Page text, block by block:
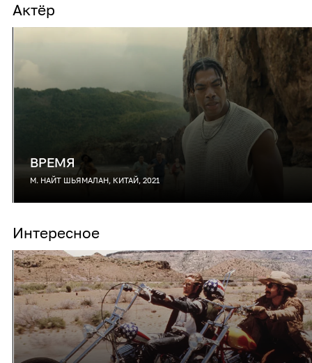
Актёр
ВРЕМЯ
М. НАЙТ ШЬЯМАЛАН, КИТАЙ, 2021
Интересное